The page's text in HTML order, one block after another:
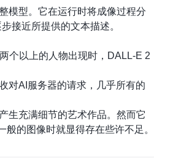
模型。它在运行时将成像过程分
接近所提供的文本描述。
个以上的人物出现时，DALL-E 2
对AI服务器的请求，几乎所有的
生充满细节的艺术作品。然而它
的图像时就显得存在些许不足。